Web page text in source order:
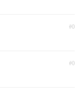
#0
#0